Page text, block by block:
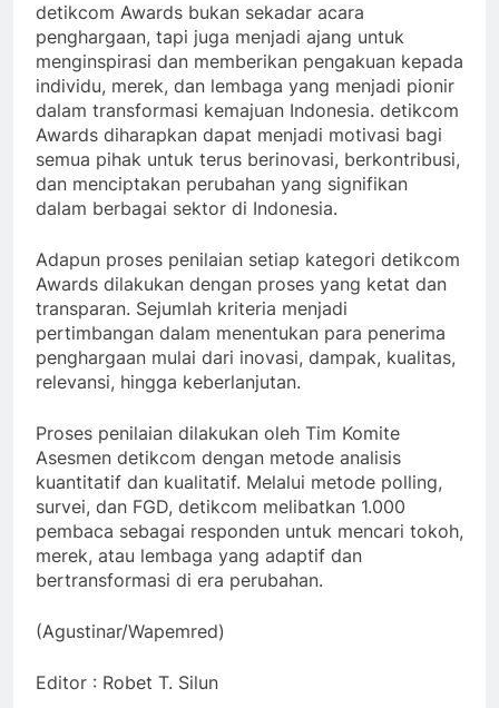
detikcom Awards bukan sekadar acara
penghargaan, tapi juga menjadi ajang untuk
menginspirasi dan memberikan pengakuan kepada
individu, merek, dan lembaga yang menjadi pionir
dalam transformasi kemajuan Indonesia. detikcom
Awards diharapkan dapat menjadi motivasi bagi
semua pihak untuk terus berinovasi, berkontribusi,
dan menciptakan perubahan yang signifikan
dalam berbagai sektor di Indonesia.
Adapun proses penilaian setiap kategori detikcom
Awards dilakukan dengan proses yang ketat dan
transparan. Sejumlah kriteria menjadi
pertimbangan dalam menentukan para penerima
penghargaan mulai dari inovasi, dampak, kualitas,
relevansi, hingga keberlanjutan.
Proses penilaian dilakukan oleh Tim Komite
Asesmen detikcom dengan metode analisis
kuantitatif dan kualitatif. Melalui metode polling,
survei, dan FGD, detikcom melibatkan 1.000
pembaca sebagai responden untuk mencari tokoh,
merek, atau lembaga yang adaptif dan
bertransformasi di era perubahan.
(Agustinar/Wapemred)
Editor : Robet T. Silun